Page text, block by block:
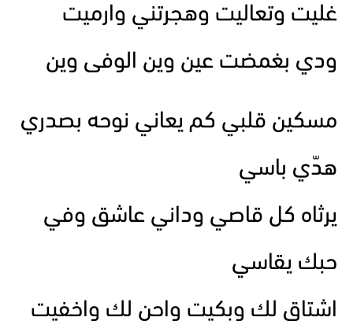
غليت وتعاليت وهجرتني وارميت
ودي بغمضت عين وين الوفى وين
مسكين قلبي كم يعاني نوحه بصدري
هدّي باسي
يرثاه كل قاصي وداني عاشق وفي
حبك يقاسي
اشتاق لك وبكيت واحن لك واخفيت